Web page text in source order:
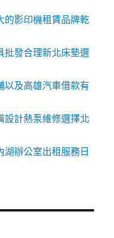
的影印機租賃品牌乾
批發合理新北床墊選
以及高雄汽車借款有
設計熱泵維修選擇北
辦公室出租服務日